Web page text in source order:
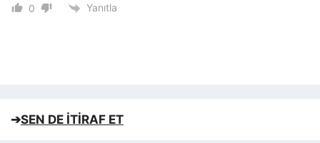
0 Yanıtla
➔SEN DE İTİRAF ET